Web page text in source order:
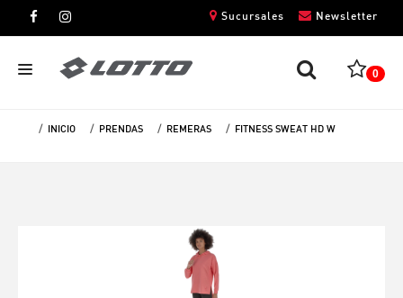
Newsletter
Sucursales
0
INICIO PRENDAS REMERAS FITNESS SWEAT HD W